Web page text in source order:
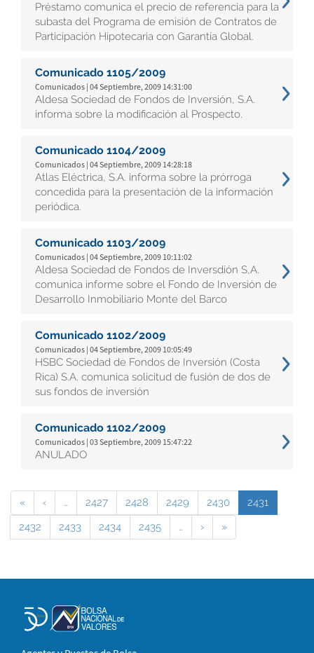
Préstamo comunica el precio de referencia para la
subasta del Programa de emisión de Contratos de
Participación Hipotecaria con Garantía Global.
Comunicado 1105/2009
Comunicados | 04 Septiembre, 2009 14:31:00
Aldesa Sociedad de Fondos de Inversión, S.A.
informa sobre la modificación al Prospecto.
Comunicado 1104/2009
Comunicados | 04 Septiembre, 2009 14:28:18
Atlas Eléctrica, S.A. informa sobre la prórroga
concedida para la presentación de la información
periódica.
Comunicado 1103/2009
Comunicados | 04 Septiembre, 2009 10:11:02
Aldesa Sociedad de Fondos de Inversdión S,A.
comunica informe sobre el Fondo de Inversión de
Desarrollo Inmobiliario Monte del Barco
Comunicado 1102/2009
Comunicados | 04 Septiembre, 2009 10:05:49
HSBC Sociedad de Fondos de Inversión (Costa
Rica) S.A. comunica solicitud de fusión de dos de
sus fondos de inversión
Comunicado 1102/2009
Comunicados | 03 Septiembre, 2009 15:47:22
ANULADO
« ‹ … 2427 2428 2429 2430
2431
2432
2433 2434 2435 … › »